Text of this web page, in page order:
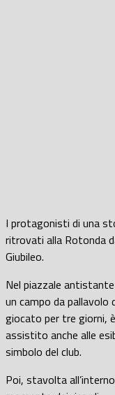
I protagonisti di una
ritrovati alla Rotonda
Giubileo.
Nel piazzale
un campo da pallavolo
giocato per tre giorni,
assistito anche alle
simbolo del club.
Poi, stavolta